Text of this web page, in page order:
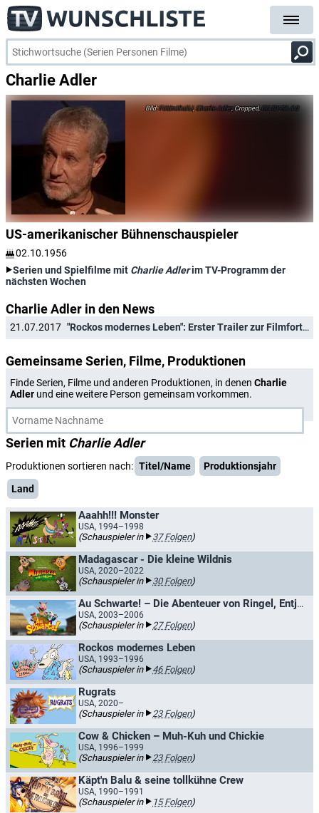
Charlie Adler
FöldnélküliJ,Charlie Adler, Cropped, CC BY-SA 4.0
US-amerikanischer Bühnenschauspieler
02.10.1956
Serien und Spielfilme mit Charlie Adlerim TV-Programm der
nächsten Wochen
Charlie Adler in den News
21.07.2017 "Rockos modernes Leben": Erster Trailer zur Filmfortsetzung
Gemeinsame Serien, Filme, Produktionen
Finde Serien, Filme und anderen Produktionen, in denen Charlie
Adler und eine weitere Person gemeinsam vorkommen.
Serien mit Charlie Adler
Produktionen sortieren nach: Titel/Name
Produktionsjahr
Land
Aaahh!!! Monster
USA, 1994–1998
(Schauspieler in 37 Folgen)
Madagascar - Die kleine Wildnis
USA, 2020–2022
(Schauspieler in 30 Folgen)
Au Schwarte! – Die Abenteuer von Ringel, Entje und Hörnchen
USA, 2003–2006
(Schauspieler in 27 Folgen)
Rockos modernes Leben
USA, 1993–1996
(Schauspieler in 46 Folgen)
Rugrats
USA, 2020–
(Schauspieler in 23 Folgen)
Cow & Chicken – Muh-Kuh und Chickie
USA, 1996–1999
(Schauspieler in 23 Folgen)
Käpt'n Balu & seine tollkühne Crew
USA, 1990–1991
(Schauspieler in 15 Folgen)